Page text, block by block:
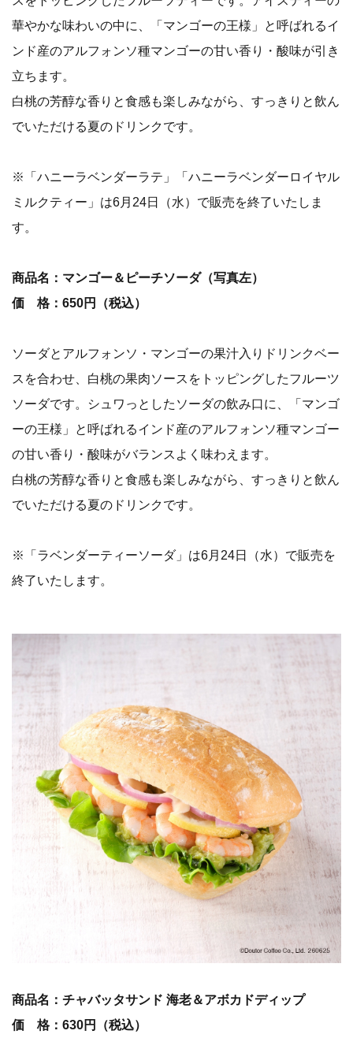
華やかな味わいの中に、「マンゴーの王様」と呼ばれるイ
ンド産のアルフォンソ種マンゴーの甘い香り・酸味が引き
立ちます。
白桃の芳醇な香りと食感も楽しみながら、すっきりと飲ん
でいただける夏のドリンクです。
※「ハニーラベンダーラテ」「ハニーラベンダーロイヤル
ミルクティー」は6月24日（水）で販売を終了いたしま
す。
商品名：マンゴー＆ピーチソーダ（写真左）
価 格：650円（税込）
ソーダとアルフォンソ・マンゴーの果汁入りドリンクベー
スを合わせ、白桃の果肉ソースをトッピングしたフルーツ
ソーダです。シュワっとしたソーダの飲み口に、「マンゴ
ーの王様」と呼ばれるインド産のアルフォンソ種マンゴー
の甘い香り・酸味がバランスよく味わえます。
白桃の芳醇な香りと食感も楽しみながら、すっきりと飲ん
でいただける夏のドリンクです。
※「ラベンダーティーソーダ」は6月24日（水）で販売を
終了いたします。
商品名：チャバッタサンド 海老＆アボカドディップ
価 格：630円（税込）